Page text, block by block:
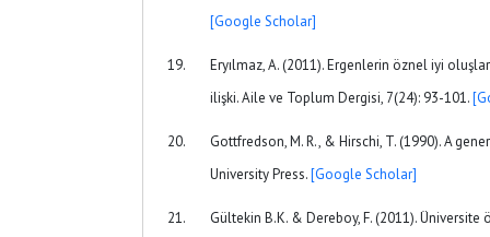
[Google Scholar]
Eryılmaz, A. (2011). Ergenlerin öznel iyi
ilişki. Aile ve Toplum Dergisi, 7(24): 93-101.
Gottfredson, M. R., & Hirschi, T. (1990). A
University Press.[Google Scholar]
Gültekin B.K. & Dereboy, F. (2011).